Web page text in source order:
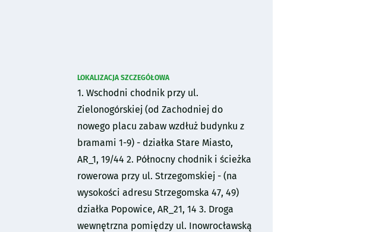
LOKALIZACJA SZCZEGÓŁOWA
1. Wschodni chodnik przy ul.
Zielonogórskiej (od Zachodniej do
nowego placu zabaw wzdłuż budynku z
bramami 1-9) - działka Stare Miasto,
AR_1, 19/44 2. Północny chodnik i ścieżka
rowerowa przy ul. Strzegomskiej - (na
wysokości adresu Strzegomska 47, 49)
działka Popowice, AR_21, 14 3. Droga
wewnętrzna pomiędzy ul. Inowrocławską